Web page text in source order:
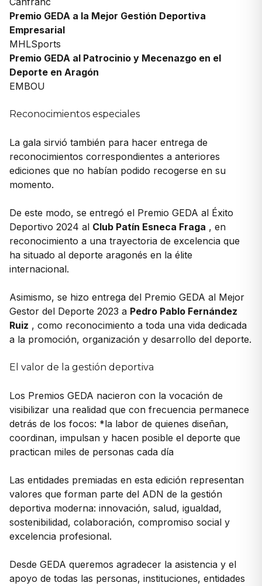
Premio GEDA a la Mejor Gestión Deportiva
Empresarial
MHLSports
Premio GEDA al Patrocinio y Mecenazgo en el
Deporte en Aragón
EMBOU
Reconocimientos especiales
La gala sirvió también para hacer entrega de
reconocimientos correspondientes a anteriores
ediciones que no habían podido recogerse en su
momento.
De este modo, se entregó el Premio GEDA al Éxito
Deportivo 2024 al Club Patín Esneca Fraga , en
reconocimiento a una trayectoria de excelencia que
ha situado al deporte aragonés en la élite
internacional.
Asimismo, se hizo entrega del Premio GEDA al Mejor
Gestor del Deporte 2023 a Pedro Pablo Fernández
Ruiz , como reconocimiento a toda una vida dedicada
a la promoción, organización y desarrollo del deporte.
El valor de la gestión deportiva
Los Premios GEDA nacieron con la vocación de
visibilizar una realidad que con frecuencia permanece
detrás de los focos: *la labor de quienes diseñan,
coordinan, impulsan y hacen posible el deporte que
practican miles de personas cada día
Las entidades premiadas en esta edición representan
valores que forman parte del ADN de la gestión
deportiva moderna: innovación, salud, igualdad,
sostenibilidad, colaboración, compromiso social y
excelencia profesional.
Desde GEDA queremos agradecer la asistencia y el
apoyo de todas las personas, instituciones, entidades